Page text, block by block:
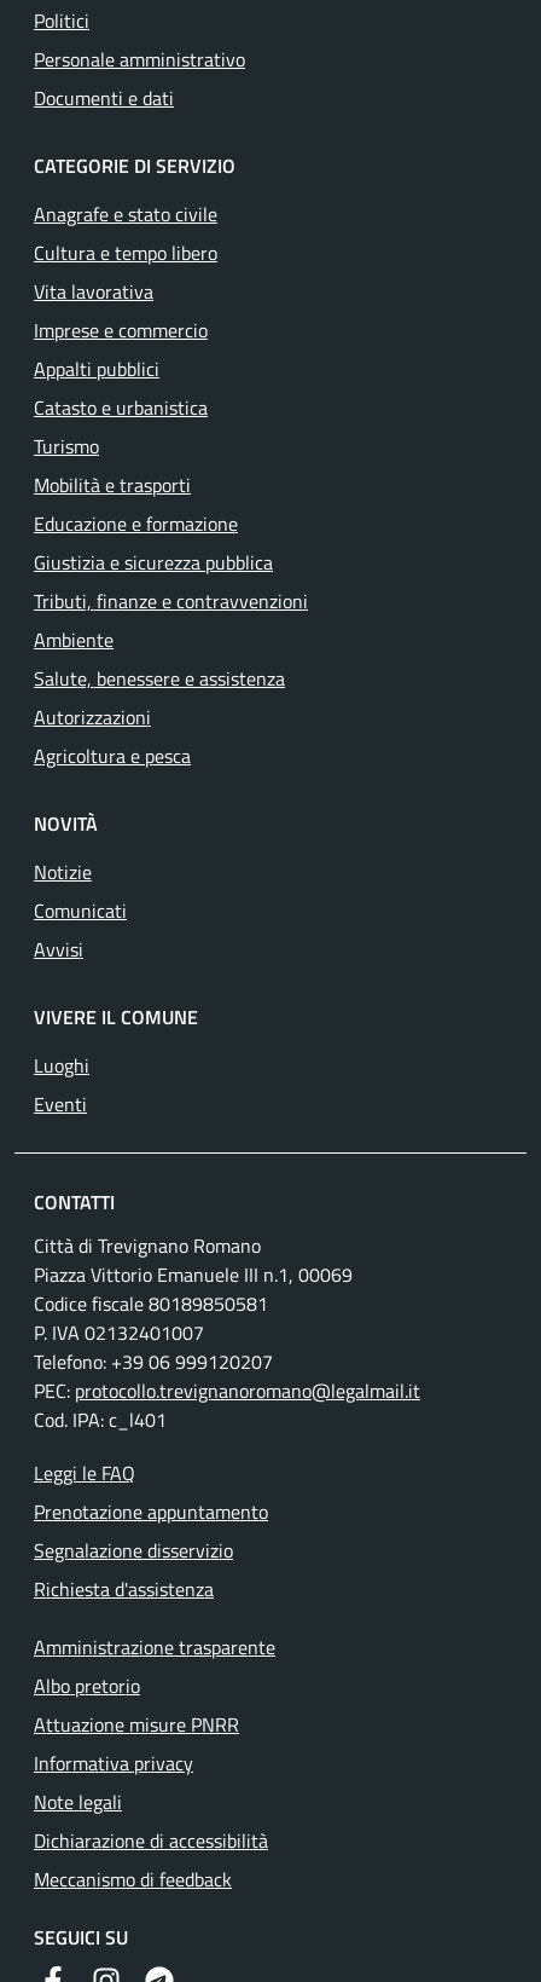
Politici
Personale amministrativo
Documenti e dati
CATEGORIE DI SERVIZIO
Anagrafe e stato civile
Cultura e tempo libero
Vita lavorativa
Imprese e commercio
Appalti pubblici
Catasto e urbanistica
Turismo
Mobilità e trasporti
Educazione e formazione
Giustizia e sicurezza pubblica
Tributi, finanze e contravvenzioni
Ambiente
Salute, benessere e assistenza
Autorizzazioni
Agricoltura e pesca
NOVITÀ
Notizie
Comunicati
Avvisi
VIVERE IL COMUNE
Luoghi
Eventi
CONTATTI
Città di Trevignano Romano
Piazza Vittorio Emanuele III n.1, 00069
Codice fiscale 80189850581
P. IVA 02132401007
Telefono: +39 06 999120207
PEC: protocollo.trevignanoromano@legalmail.it
Cod. IPA: c_l401
Leggi le FAQ
Prenotazione appuntamento
Segnalazione disservizio
Richiesta d'assistenza
Amministrazione trasparente
Albo pretorio
Attuazione misure PNRR
Informativa privacy
Note legali
Dichiarazione di accessibilità
Meccanismo di feedback
SEGUICI SU